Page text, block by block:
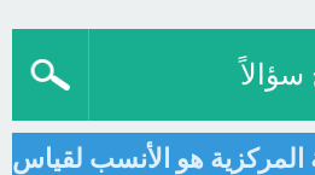
سؤالاً
المركزية هو الأنسب لقياس